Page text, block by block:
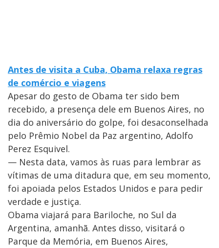
Antes de visita a Cuba, Obama relaxa regras
de comércio e viagens
Apesar do gesto de Obama ter sido bem
recebido, a presença dele em Buenos Aires, no
dia do aniversário do golpe, foi desaconselhada
pelo Prêmio Nobel da Paz argentino, Adolfo
Perez Esquivel.
— Nesta data, vamos às ruas para lembrar as
vítimas de uma ditadura que, em seu momento,
foi apoiada pelos Estados Unidos e para pedir
verdade e justiça.
Obama viajará para Bariloche, no Sul da
Argentina, amanhã. Antes disso, visitará o
Parque da Memória, em Buenos Aires,